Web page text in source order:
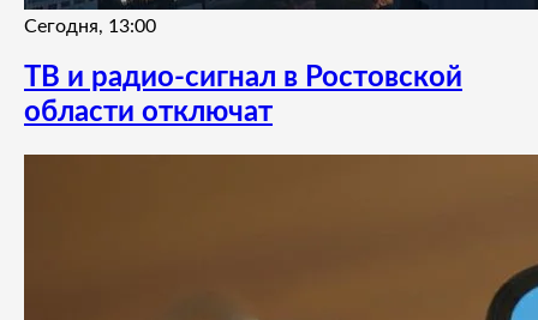
Сегодня, 13:00
ТВ и радио-сигнал в Ростовской
области отключат